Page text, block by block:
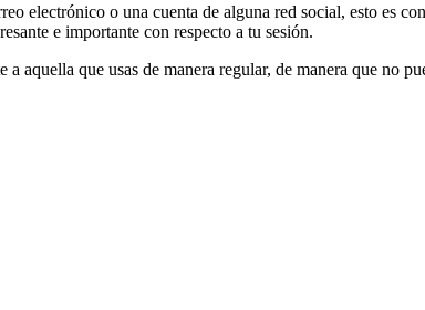
electrónico o una cuenta de alguna red social, esto es
e importante con respecto a tu sesión.
a aquella que usas de manera regular, de manera que no